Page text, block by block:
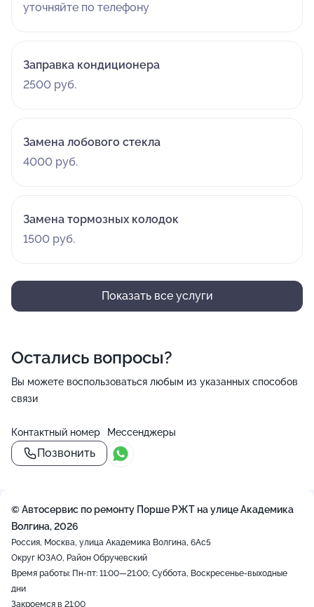
уточняйте по телефону
Заправка кондиционера
2500 руб.
Замена лобового стекла
4000 руб.
Замена тормозных колодок
1500 руб.
Показать все услуги
Остались вопросы?
Вы можете воспользоваться любым из указанных способов
связи
Контактный номер
Позвонить
Мессенджеры
© Автосервис по ремонту Порше РЖТ на улице Академика
Волгина, 2026
Россия, Москва, улица Академика Волгина, 6Ас5
Округ ЮЗАО, Район Обручевский
Время работы: Пн-пт: 11:00—21:00; Суббота, Воскресенье-выходные
дни
Закроемся в 21:00